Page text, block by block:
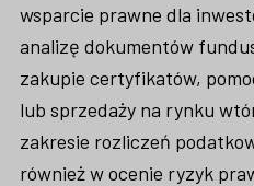
wsparcie prawne dla
analizę dokumentów
zakupie certyfikatów,
lub sprzedaży na rynku
zakresie rozliczeń
również w ocenie ryzyk